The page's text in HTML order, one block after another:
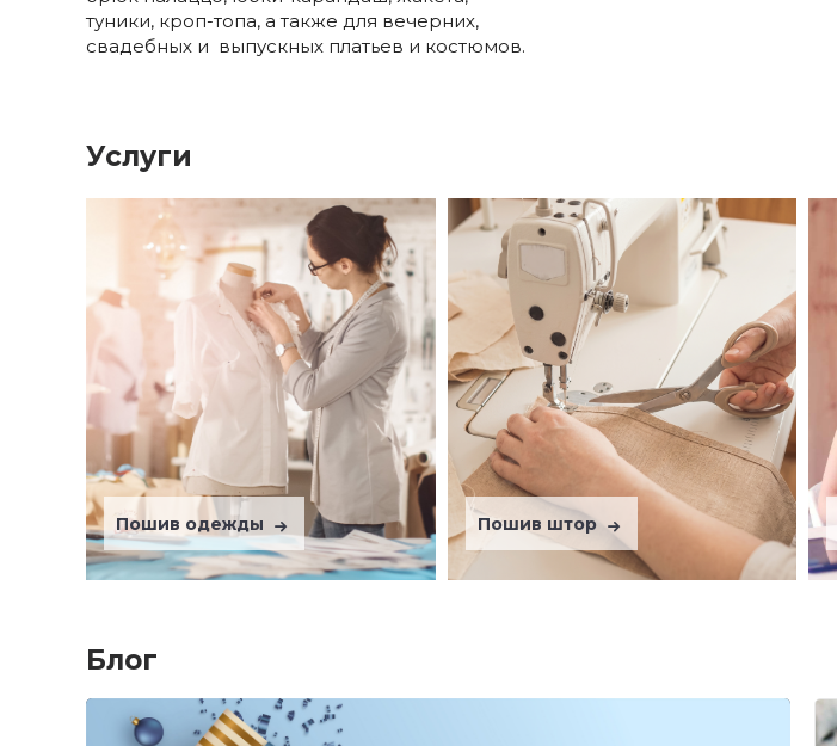
туники, кроп-топа, а также для вечерних,
свадебных и выпускных платьев и костюмов.
Услуги
Пошив одежды Пошив штор
Блог